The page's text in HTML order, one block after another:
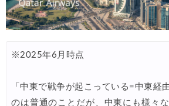
※2025年6月時点
「中東で戦争が起こっている=中東経
のは普通のことだが、中東にも様々